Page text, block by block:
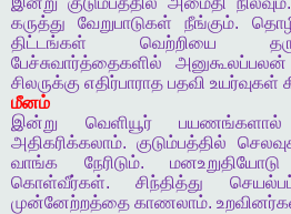
கருத்து
வேறுபாடுகள் நீங்கும்.
திட்டங்கள்
வெற்றியை
பேச்சுவார்த்தைகளில்
அனுகூலப்பலன்
சிலருக்கு எதிர்பாராத பதவி உயர்வுகள்
மீனம்
இன்று
வெளியூர் பயணங்களால்
அதிகரிக்கலாம்.குடும்பத்தில்
வாங்க
நேரிடும். மனஉறுதியோடு
கொள்வீர்கள்.சிந்தித்து
முன்னேற்றத்தை காணலாம்.